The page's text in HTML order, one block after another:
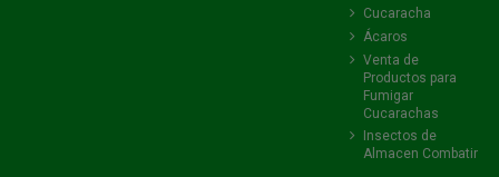
Cucaracha
Ácaros
Venta de
Productos para
Fumigar
Cucarachas
Insectos de
Almacen Combatir